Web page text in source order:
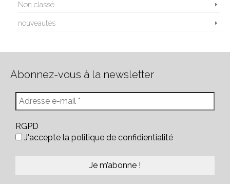
Non classé
nouveautés
Abonnez-vous à la newsletter
RGPD
J'accepte la politique de confidientialité